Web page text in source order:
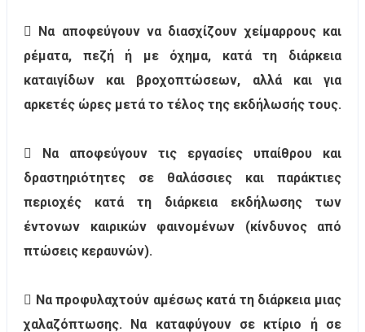
 Να αποφεύγουν να διασχίζουν χείμαρρους και
ρέματα, πεζή ή με όχημα, κατά τη διάρκεια
καταιγίδων και βροχοπτώσεων, αλλά και για
αρκετές ώρες μετά το τέλος της εκδήλωσής τους.
 Να αποφεύγουν τις εργασίες υπαίθρου και
δραστηριότητες σε θαλάσσιες και παράκτιες
περιοχές κατά τη διάρκεια εκδήλωσης των
έντονων καιρικών φαινομένων (κίνδυνος από
πτώσεις κεραυνών).
 Να προφυλαχτούν αμέσως κατά τη διάρκεια μιας
χαλαζόπτωσης. Να καταφύγουν σε κτίριο ή σε